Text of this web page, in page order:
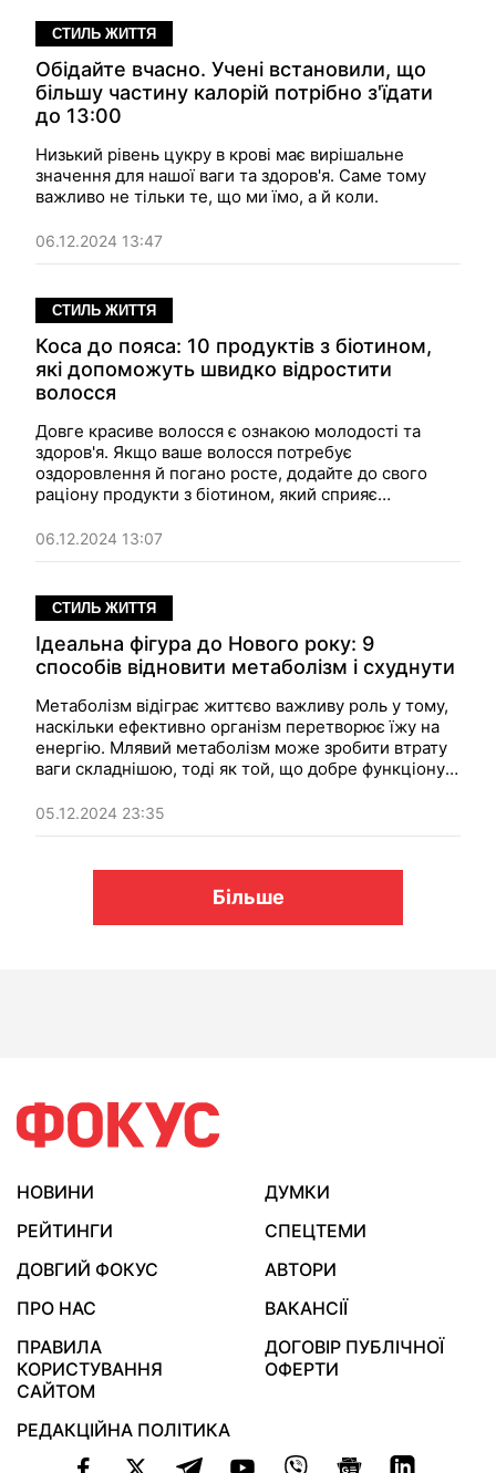
СТИЛЬ ЖИТТЯ
Обідайте вчасно. Учені встановили, що
більшу частину калорій потрібно з'їдати
до 13:00
Низький рівень цукру в крові має вирішальне
значення для нашої ваги та здоров'я. Саме тому
важливо не тільки те, що ми їмо, а й коли.
06.12.2024 13:47
СТИЛЬ ЖИТТЯ
Коса до пояса: 10 продуктів з біотином,
які допоможуть швидко відростити
волосся
Довге красиве волосся є ознакою молодості та
здоров'я. Якщо ваше волосся потребує
оздоровлення й погано росте, додайте до свого
раціону продукти з біотином, який сприяє
06.12.2024 13:07
СТИЛЬ ЖИТТЯ
Ідеальна фігура до Нового року: 9
способів відновити метаболізм і схуднути
Метаболізм відіграє життєво важливу роль у тому,
наскільки ефективно організм перетворює їжу на
енергію. Млявий метаболізм може зробити втрату
ваги складнішою, тоді як той, що добре функціонує,
жиру. На щастя, існують прості, науково
обґрунтовані способи перезавантажити метаболізм
05.12.2024 23:35
Більше
НОВИНИ
ДУМКИ
РЕЙТИНГИ
СПЕЦТЕМИ
ДОВГИЙ ФОКУС
АВТОРИ
ПРО НАС
ВАКАНСІЇ
ПРАВИЛА
КОРИСТУВАННЯ
САЙТОМ
ДОГОВІР ПУБЛІЧНОЇ
ОФЕРТИ
РЕДАКЦІЙНА ПОЛІТИКА